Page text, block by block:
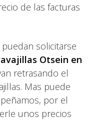
de las facturas
solicitarse
Otsein en
retrasando el
Mas puede
por el
unos precios